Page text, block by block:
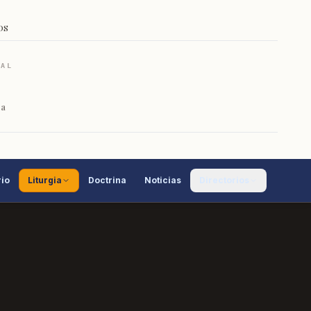
Liturgia Doctrina Noticias